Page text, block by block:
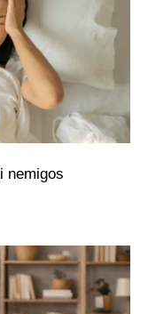
nemigos